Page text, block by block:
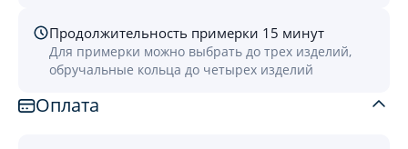
Продолжительность примерки 15 минут
Для примерки можно выбрать до трех изделий,
обручальные кольца до четырех изделий
Оплата